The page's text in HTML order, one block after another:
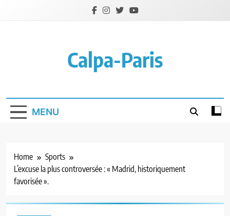
Calpa-Paris
MENU
Home
Sports
L’excuse la plus controversée : « Madrid, historiquement
favorisée ».